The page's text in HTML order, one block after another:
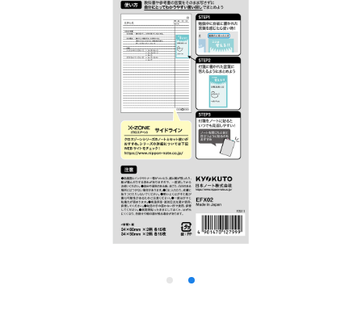
日用・事務用品
特集・コラム
ノートの豆知識
探求・自主学習のすすめ
工場フォトツアー